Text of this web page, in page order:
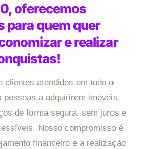
oferecemos
para quem quer
e realizar
clientes atendidos em todo o
pessoas a adquirirem imóveis,
de forma segura, sem juros e
Nosso compromisso é
financeiro e a realização